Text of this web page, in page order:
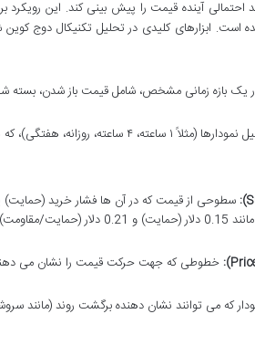
آینده قیمت را پیش بینی کند. این رویکرد
ابزارهای کلیدی در تحلیل تکنیکال دوج کوین
یک بازه زمانی مشخص، شامل قیمت باز شدن، بسته
بازه های زمانی مختلف برای تحلیل نمودارها (مثلاً ۱ ساعته، ۴ ساعته،
سطوحی از قیمت که در آن ها فشار خرید (حمایت)
خطوطی که جهت حرکت قیمت را نشان می
که می توانند نشان دهنده برگشت روند (مانند